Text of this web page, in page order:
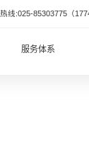
线:025-85303775（
服务体系